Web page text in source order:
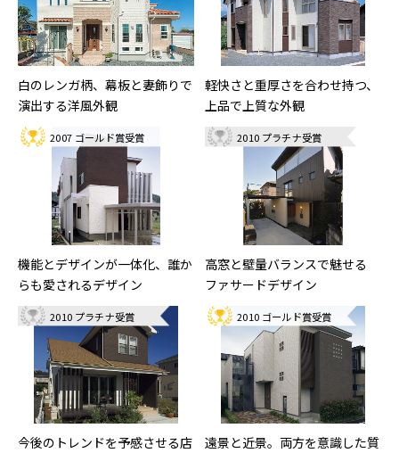
白のレンガ柄、幕板と妻飾りで
演出する洋風外観
軽快さと重厚さを合わせ持つ、
上品で上質な外観
2007 ゴールド賞受賞
機能とデザインが一体化、誰か
らも愛されるデザイン
2010 プラチナ受賞
高窓と壁量バランスで魅せる
ファサードデザイン
2010 プラチナ受賞
今後のトレンドを予感させる店
2010 ゴールド賞受賞
遠景と近景。両方を意識した質